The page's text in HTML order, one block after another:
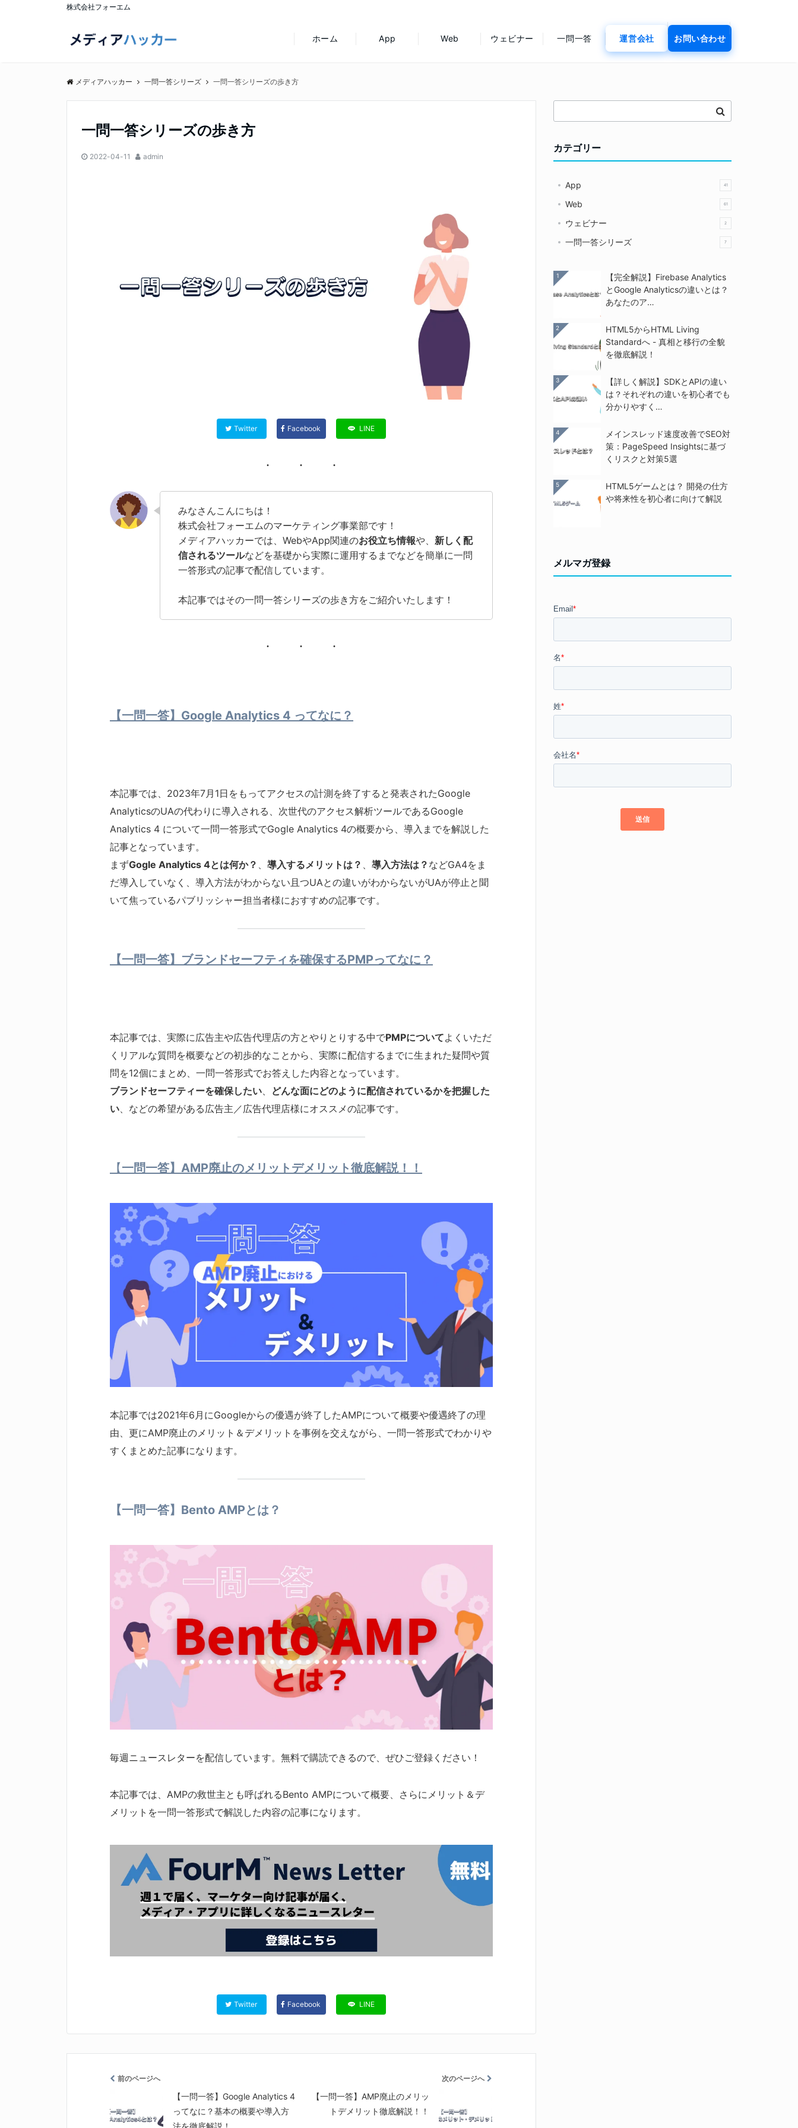
株式会社フォーエム
ホーム App Web ウェビナー 一問一答 運営会社 お問い合わせ
メディアハッカー 一問一答シリーズ 一問一答シリーズの歩き方
一問一答シリーズの歩き方
2022-04-11 admin
Twitter Facebook LINE
みなさんこんにちは！
株式会社フォーエムのマーケティング事業部です！
メディアハッカーでは、WebやApp関連のお役立ち情報や、 新しく配
信されるツールなどを基礎から実際に運用するまでなどを簡単に一問
一答形式の記事で配信しています。
本記事ではその一問一答シリーズの歩き方をご紹介いたします！
【一問一答】Google Analytics 4 ってなに？
本記事では、2023年7月1日をもってアクセスの計測を終了すると発表されたGoogle
AnalyticsのUAの代わりに導入される、次世代のアクセス解析ツールであるGoogle
Analytics 4 について一問一答形式でGogle Analytics 4の概要から、導入までを解説した
記事となっています。
まずGogle Analytics 4とは何か？ 導入するメリットは？ 導入方法は？ などGA4をま
だ導入していなく、導入方法がわからない且つUAとの違いがわからないがUAが停止と聞
いて焦っているパブリッシャー担当者様におすすめの記事です。
【一問一答】ブランドセーフティを確保するPMPってなに？
本記事では、実際に広告主や広告代理店の方とやりとりする中でPMPについてよくいただ
くリアルな質問を概要などの初歩的なことから、実際に配信するまでに生まれた疑問や質
問を12個にまとめ、一問一答形式でお答えした内容となっています。
ブランドセーフティーを確保したい
どんな面にどのように配信されているかを把握した
い 、などの希望がある広告主／広告代理店様にオススメの記事です。
【一問一答】AMP廃止のメリットデメリット徹底解説！！
本記事では2021年6月にGoogleからの優遇が終了したAMPについて概要や優遇終了の理
由、更にAMP廃止のメリット＆デメリットを事例を交えながら、一問一答形式でわかりや
すくまとめた記事になります。
【一問一答】Bento AMPとは？
毎週ニュースレターを配信しています。無料で購読できるので、ぜひご登録ください！
本記事では、AMPの救世主とも呼ばれるBento AMPについて概要、さらにメリット＆デ
メリットを一問一答形式で解説した内容の記事になります。
Twitter Facebook LINE
前のページへ
【一問一答】Google Analytics 4
ってなに？基本の概要や導入方
次のページへ
【一問一答】AMP廃止のメリッ
トデメリット徹底解説！！
カテゴリー
App 41
Web 61
ウェビナー 2
一問一答シリーズ 7
1
【完全解説】Firebase Analytics
とGoogle Analyticsの違いとは？
あなたのア…
2
HTML5からHTML Living
Standardへ - 真相と移行の全貌
を徹底解説！
3
【詳しく解説】SDKとAPIの違い
は？それぞれの違いを初心者でも
分かりやすく…
4
メインスレッド速度改善でSEO対
策：PageSpeed Insightsに基づ
くリスクと対策5選
5
HTML5ゲームとは？ 開発の仕方
や将来性を初心者に向けて解説
メルマガ登録